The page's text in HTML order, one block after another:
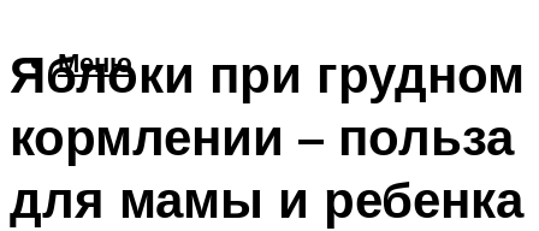
Меню
Яблоки при грудном
кормлении – польза
для мамы и ребенка